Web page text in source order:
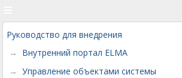
Руководство для внедрения
Внутренний портал ELMA
Управление объектами системы